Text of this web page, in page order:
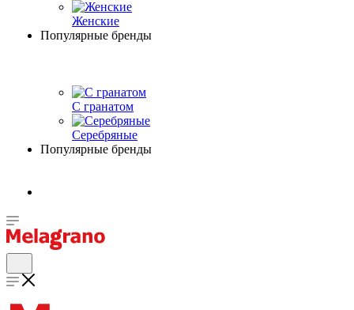
Женские
Популярные бренды
С гранатом
Серебряные
Популярные бренды